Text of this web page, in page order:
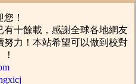
！
十餘載，感謝全球各地網友
力！本站希望可以做到校對